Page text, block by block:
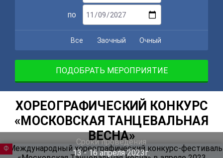
по
Все Заочный Очный
ПОДОБРАТЬ МЕРОПРИЯТИЕ
ХОРЕОГРАФИЧЕСКИЙ КОНКУРС
«МОСКОВСКАЯ ТАНЦЕВАЛЬНАЯ
ВЕСНА»
Сроки проведения
13 ‐ 16апреля 2023г.
ФЕСТИВАЛЬ